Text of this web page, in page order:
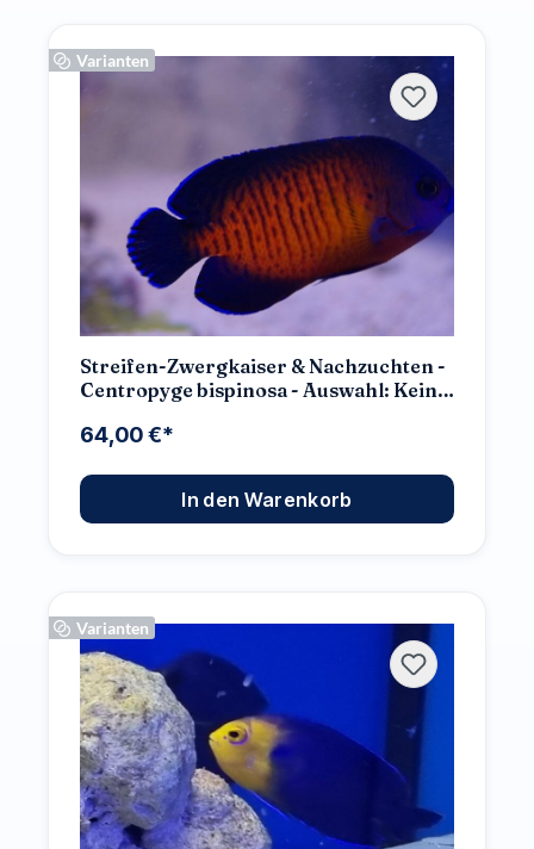
Varianten
Streifen-Zwergkaiser & Nachzuchten -
Centropyge bispinosa - Auswahl: Keine
64,00 €*
In den Warenkorb
Varianten